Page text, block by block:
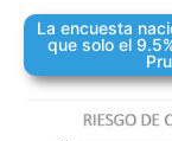
La encuesta
que solo el